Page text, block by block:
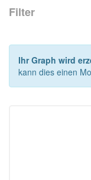
Filter
Ihr Graph wird
kann dies einen